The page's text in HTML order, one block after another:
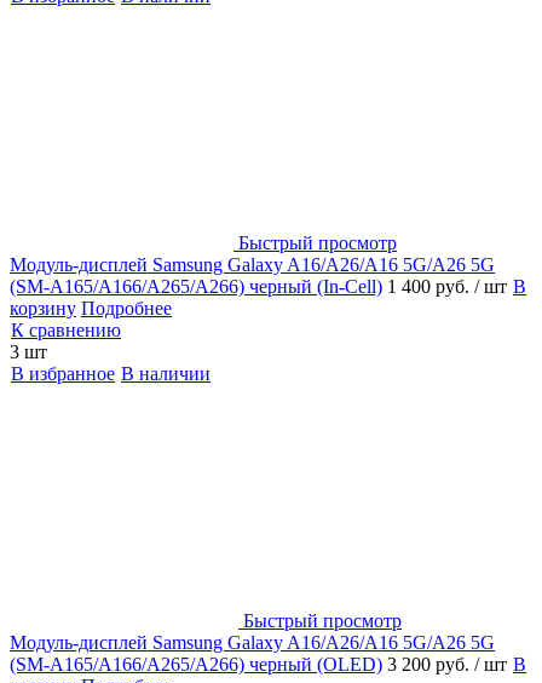
Быстрый просмотр
Модуль-дисплей Samsung Galaxy A16/A26/A16 5G/A26 5G
(SM-A165/A166/A265/A266) черный (In-Cell) 1 400 руб. / шт В
корзину Подробнее
К сравнению
3 шт
В избранное В наличии
Быстрый просмотр
Модуль-дисплей Samsung Galaxy A16/A26/A16 5G/A26 5G
(SM-A165/A166/A265/A266) черный (OLED) 3 200 руб. / шт В